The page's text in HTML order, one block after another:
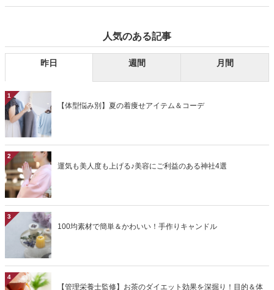
で、気軽に、そして安心していただけるための贈り方も立派なマナー
の贈り物をご紹介します。人気のある記事
昨日 週間 月間
1
【体型悩み別】夏の着痩せアイテム＆コーデ
2
運気も美人度も上げる♪美容にご利益のある神社4選
3
100均素材で簡単＆かわいい！手作りキャンドル
4
【管理栄養士監修】お茶のダイエット効果を深掘り！目的＆体